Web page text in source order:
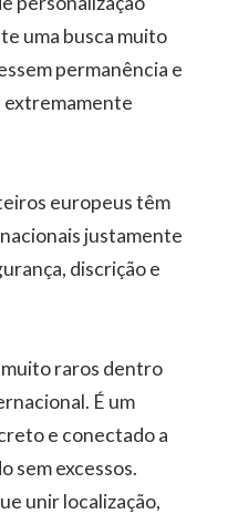
uma busca muito
permanência e
extremamente
europeus têm
justamente
discrição e
raros dentro
É um
e conectado a
sem excessos.
unir localização,